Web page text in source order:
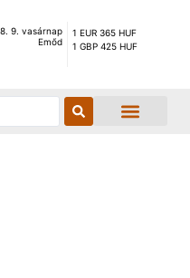
9. vasárnap
Emőd
1 EUR 365 HUF
1 GBP 425 HUF